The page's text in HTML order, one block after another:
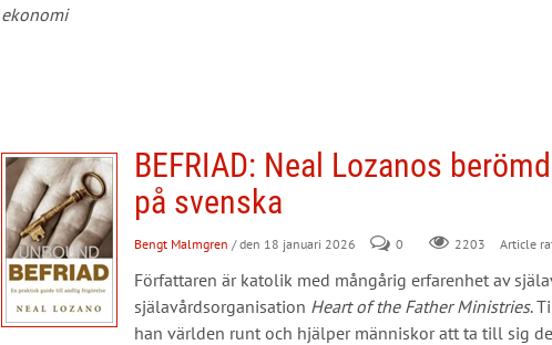
ekonomi
BEFRIAD: Neal Lozanos
på svenska
Bengt Malmgren / den 18 januari 2026 0 2203 Article
Författaren är katolik med mångårig erfarenhet av
själavårdsorganisation Heart of the Father Ministries.
han världen runt och hjälper människor att ta till sig